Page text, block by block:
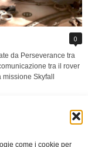
come i cookie per
0
da Perseverance tra
tra il rover
missione Skyfall